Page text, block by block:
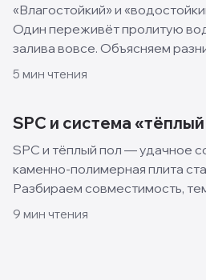
«Влагостойкий» и
Один переживёт пролитую
залива вовсе. Объясняем
какой класть и что выбрать на
5 мин чтения
SPC и система
SPC и тёплый пол — удачное
каменно-полимерная плита
Разбираем совместимость,
подложку и монтаж.
9 мин чтения